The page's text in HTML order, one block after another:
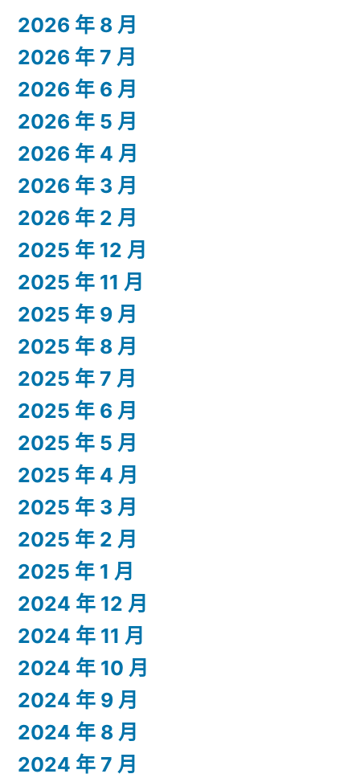
2026 年 8 月
2026 年 7 月
2026 年 6 月
2026 年 5 月
2026 年 4 月
2026 年 3 月
2026 年 2 月
2025 年 12 月
2025 年 11 月
2025 年 9 月
2025 年 8 月
2025 年 7 月
2025 年 6 月
2025 年 5 月
2025 年 4 月
2025 年 3 月
2025 年 2 月
2025 年 1 月
2024 年 12 月
2024 年 11 月
2024 年 10 月
2024 年 9 月
2024 年 8 月
2024 年 7 月